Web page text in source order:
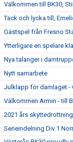
Välkommen till BK30,
Tack och lycka till,
Gästspel från Fresno
Ytterligare en spelare
Nya talanger i
Nytt samarbete
Julklapp för damlaget -
Välkommen Armin - till
2021 års
Serieindelning Div 1